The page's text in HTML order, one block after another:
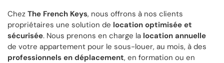
Chez The French Keys, nous offrons à nos clients
propriétaires une solution de location optimisée et
sécurisée. Nous prenons en charge la location annuelle
de votre appartement pour le sous-louer, au mois, à des
professionnels en déplacement, en formation ou en